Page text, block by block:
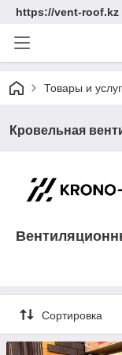
https://vent-roof.kz
Товары и
Кровельная
Выходы
кухонной
Специальная
лепестков
Сортировка